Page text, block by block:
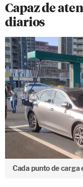
Capaz de
diarios
Cada punto de carga